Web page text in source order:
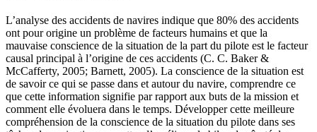
L’analyse des accidents de navires indique que 80% des accidents
ont pour origine un problème de facteurs humains et que la
mauvaise conscience de la situation de la part du pilote est le facteur
causal principal à l’origine de ces accidents (C. C. Baker &
McCafferty, 2005; Barnett, 2005). La conscience de la situation est
de savoir ce qui se passe dans et autour du navire, comprendre ce
que cette information signifie par rapport aux buts de la mission et
comment elle évoluera dans le temps. Développer cette meilleure
compréhension de la conscience de la situation du pilote dans ses